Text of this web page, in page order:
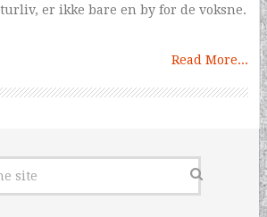
er ikke bare en by for de voksne.
Read More...